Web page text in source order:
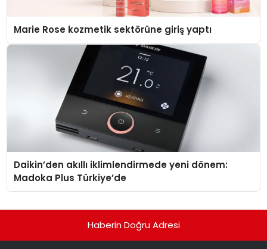
Marie Rose kozmetik sektörüne giriş yaptı
Daikin’den akıllı iklimlendirmede yeni dönem:
Madoka Plus Türkiye’de
Haberin Doğru Adresi